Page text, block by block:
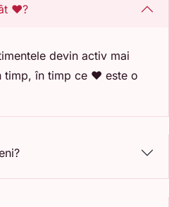
❤️?
devin activ mai
timp, în timp ce ❤️ este o